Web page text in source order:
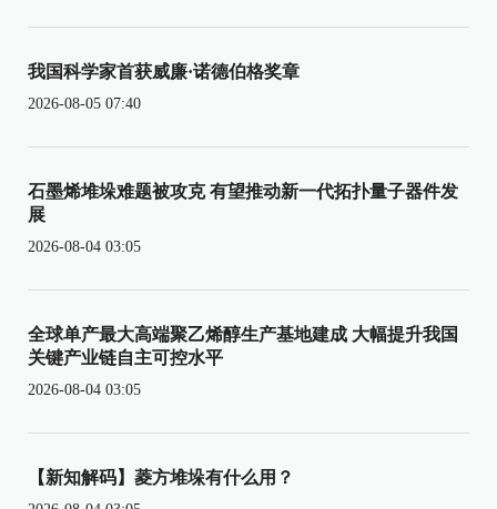
我国科学家首获威廉·诺德伯格奖章
2026-08-05 07:40
石墨烯堆垛难题被攻克 有望推动新一代拓扑量子器件发
展
2026-08-04 03:05
全球单产最大高端聚乙烯醇生产基地建成 大幅提升我国
关键产业链自主可控水平
2026-08-04 03:05
【新知解码】菱方堆垛有什么用？